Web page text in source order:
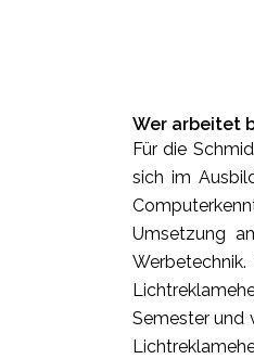
Wer arbeitet
Für die
sich im
Umsetzung
Semester und